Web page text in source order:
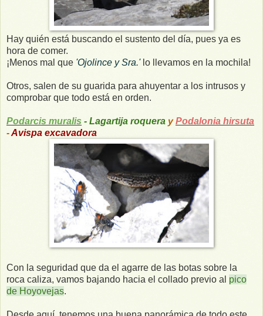
Hay quién está buscando el sustento del día, pues ya es
hora de comer.
¡Menos mal que 'Ojolince y Sra.'lo llevamos en la mochila!
Otros, salen de su guarida para ahuyentar a los intrusos y
comprobar que todo está en orden.
Podarcis muralis - Lagartija roquera yPodalonia hirsuta
-Avispa excavadora
Con la seguridad que da el agarre de las botas sobre la
roca caliza, vamos bajando hacia el collado previo al pico
de Hoyovejas.